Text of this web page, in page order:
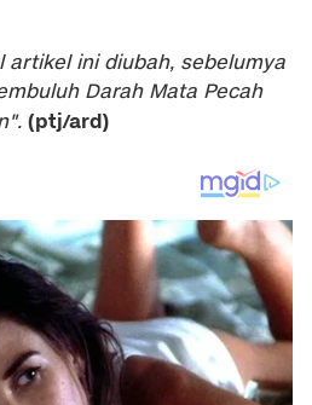
artikel ini diubah, sebelumya
Darah Mata Pecah
(ptj/ard)